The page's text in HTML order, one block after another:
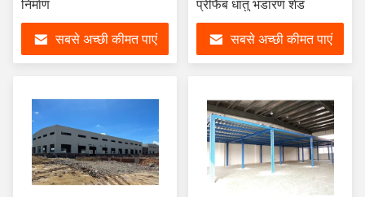
निर्माण
सबसे अच्छी कीमत पाएं
प्रीफैब धातु भंडारण शेड
सबसे अच्छी कीमत पाएं